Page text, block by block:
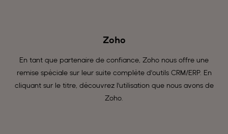
Zoho
En tant que partenaire de confiance, Zoho nous offre une
remise spéciale sur leur suite complète d'outils CRM/ERP. En
cliquant sur le titre, découvrez l'utilisation que nous avons de
Zoho.